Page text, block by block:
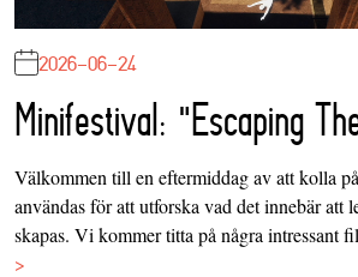
2026-06-24
Minifestival: "Escaping
Välkommen till en eftermiddag av att kolla
användas för att utforska vad det innebär att
skapas. Vi kommer titta på några intressant
>